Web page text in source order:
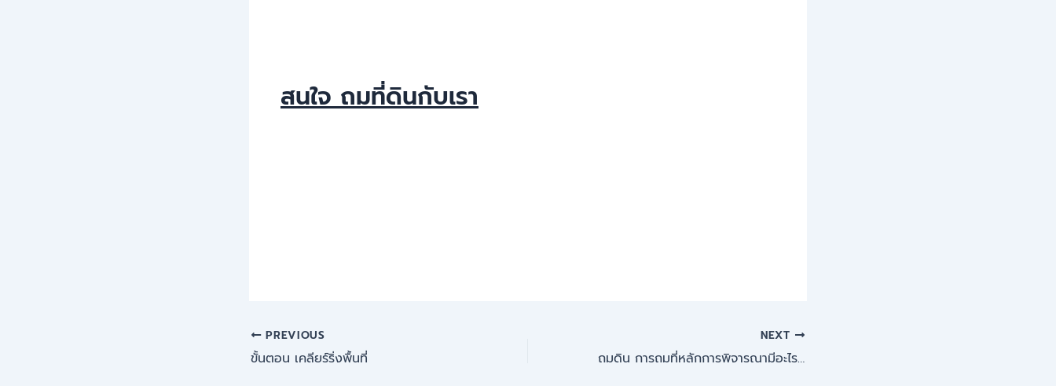
สนใจ ถมที่ดินกับเรา
PREVIOUS
ขั้นตอน เคลียร์ริ่งพื้นที่
NEXT
ถมดิน การถมที่หลักการพิจารณามีอะไรบ้าง